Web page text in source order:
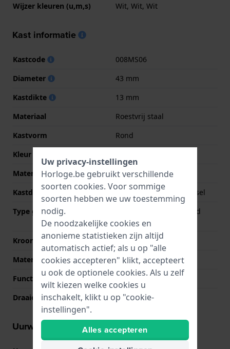
Wijzer kleuren (u,m,s)
Wit, Wit, Wit
Kast informatie
Kastcode
008MS06
Diameter
43 mm
Kastdikte
13 mm
Materiaal
Roestvrij staal
Kastvorm
Rond
Kleur kast
Materiaal kastdeksel
Roestvrij staal
Kastdeksel
Geschroefde achterdeksel
Type glas
Enkelvoudig ontspiegeld
saffierglas
Kroon
Trek kroon
Materiaal bezel
Roestvrij staal
Functie ring
Kompas
Draaiende ring
Bi-directioneel
Uurwerk informatie
Uw privacy-instellingen
Horloge.be gebruikt verschillende
soorten cookies. Voor sommige
soorten hebben we uw toestemming
nodig.
De noodzakelijke cookies en
anonieme statistieken zijn altijd
automatisch actief; als u op "alle
cookies accepteren" klikt, accepteert
u ook de optionele cookies. Als u zelf
wilt kiezen welke cookies u
inschakelt, klikt u op "cookie-
instellingen".
Alles accepteren